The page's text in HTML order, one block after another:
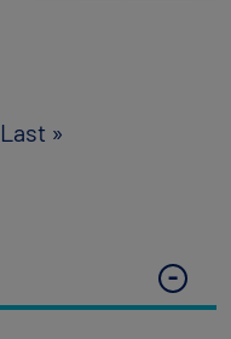
Next page
Last »